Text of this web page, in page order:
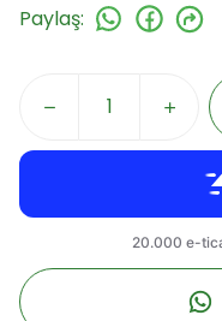
Paylaş: